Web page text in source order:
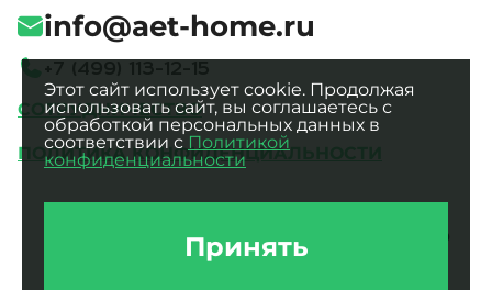
СОТРУДНИЧЕСТВО
ПОЛИТИКА КОНФИДЕНЦИАЛЬНОСТИ
info@aet-home.ru
интеллектуальной собственностью
ООО «ТВОЙ ДОМОСТРОИТЕЛЬ».
Этот сайт использует cookie. Продолжая
использовать сайт, вы соглашаетесь с
обработкой персональных данных в
соответствии с Политикой
конфиденциальности
Принять